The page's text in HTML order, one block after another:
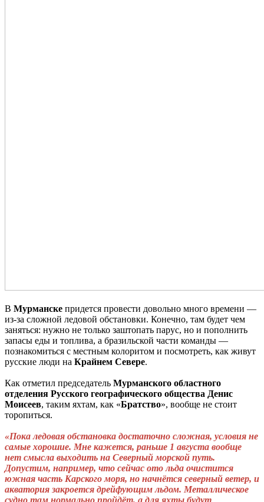
В Мурманске придется провести довольно много времени —
из-за сложной ледовой обстановки. Конечно, там будет чем
заняться: нужно не только заштопать парус, но и пополнить
запасы еды и топлива, а бразильской части команды —
познакомиться с местным колоритом и посмотреть, как живут
русские люди на Крайнем Севере.
Как отметил председатель Мурманского областного
отделения Русского географического общества Денис
Моисеев, таким яхтам, как «Братство», вообще не стоит
торопиться.
«Пока ледовая обстановка достаточно сложная, условия не
самые хорошие. Мне кажется, раньше 1 августа вообще
нет смысла выходить на Северный морской путь.
Допустим, например, что сейчас ото льда очистится
южная часть Карского моря, но начнётся северный ветер, и
акватория закроется дрейфующим льдом. Металлическое
судно там нормально пройдёт, а для яхты будут